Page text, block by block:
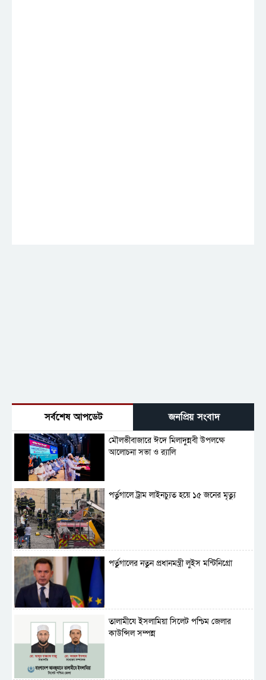
সর্বশেষ আপডেট জনপ্রিয় সংবাদ
মৌলভীবাজারে ঈদে মিলাদুন্নবী উপলক্ষে
আলোচনা সভা ও র‍্যালি
পর্তুগালে ট্রাম লাইনচ্যুত হয়ে ১৫ জনের মৃত্যু
পর্তুগালের নতুন প্রধানমন্ত্রী লুইস মন্টিনিগ্রো
‎তালামীযে ইসলামিয়া সিলেট পশ্চিম জেলার
কাউন্সিল সম্পন্ন